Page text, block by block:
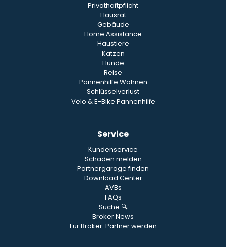
Privathaftpflicht
Hausrat
Gebäude
Home Assistance
Haustiere
Katzen
Hunde
Reise
Pannenhilfe Wohnen
Schlüsselverlust
Velo & E-Bike Pannenhilfe
Service
Kundenservice
Schaden melden
Partnergarage finden
Download Center
AVBs
FAQs
Suche 🔍
Broker News
Für Broker: Partner werden